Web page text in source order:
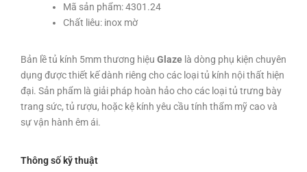
Mã sản phẩm: 4301.24
Chất liêu: inox mờ
Bản lề tủ kính 5mm thương hiệu Glaze là dòng phụ kiện chuyên
dụng được thiết kế dành riêng cho các loại tủ kính nội thất hiện
đại. Sản phẩm là giải pháp hoàn hảo cho các loại tủ trưng bày
trang sức, tủ rượu, hoặc kệ kính yêu cầu tính thẩm mỹ cao và
sự vận hành êm ái.
Thông số kỹ thuật